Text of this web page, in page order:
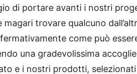
di portare avanti i nostri
magari trovare qualcuno
come può
una gradevolissima
e i nostri prodotti, selezionati